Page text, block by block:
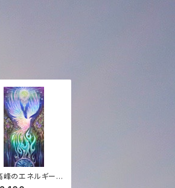
峰のエネルギー
エジプト奉納支援